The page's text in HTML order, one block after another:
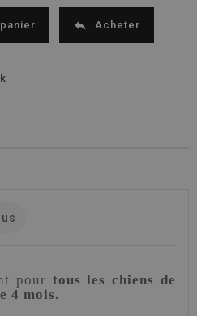
 Acheter
pour tous les chiens de
4 mois.